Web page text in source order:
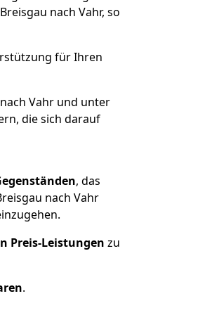
nach Vahr, so
für Ihren
Vahr und unter
die sich darauf
, das
nach Vahr
Preis-Leistungen zu
.